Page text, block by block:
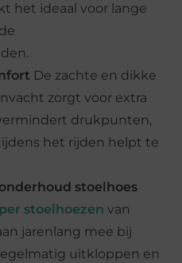
het ideaal voor lange
De zachte en dikke
zorgt voor extra
drukpunten,
het rijden helpt te
stoelhoes
stoelhoezen van
jarenlang mee bij
uitkloppen en